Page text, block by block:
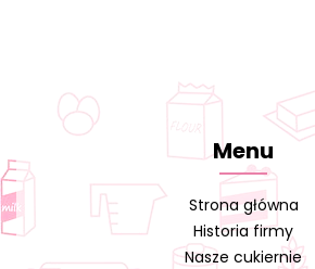
Menu
Strona główna
Historia firmy
Nasze cukiernie